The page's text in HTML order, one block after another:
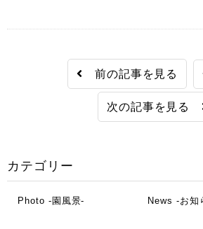
前の記事を見る
次の記事を見る
カテゴリー
Photo -園風景- News -お知